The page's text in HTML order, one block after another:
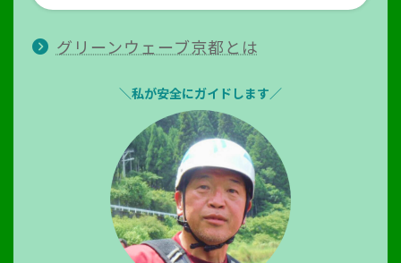
グリーンウェーブ京都とは
＼私が安全にガイドします／